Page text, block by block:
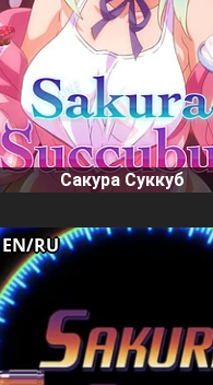
Сакура Суккуб
EN/RU